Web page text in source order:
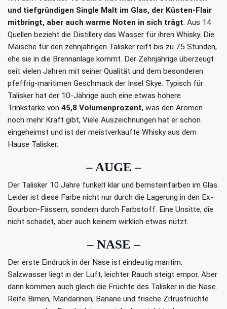
und tiefgründigen Single Malt im Glas, der Küsten-Flair
mitbringt, aber auch warme Noten in sich trägt. Aus 14
Quellen bezieht die Distillery das Wasser für ihren Whisky. Die
Maische für den zehnjährigen Talisker reift bis zu 75 Stunden,
ehe sie in die Brennanlage kommt. Der Zehnjährige überzeugt
seit vielen Jahren mit seiner Qualität und dem besonderen
pfeffrig-maritimen Geschmack der Insel Skye. Typisch für
Talisker hat der 10-Jährige auch eine etwas höhere
Trinkstärke von 45,8 Volumenprozent, was den Aromen
noch mehr Kraft gibt, Viele Auszeichnungen hat er schon
eingeheimst und ist der meistverkaufte Whisky aus dem
Hause Talisker.
– AUGE –
Der Talisker 10 Jahre funkelt klar und bernsteinfarben im Glas.
Leider ist diese Farbe nicht nur durch die Lagerung in den Ex-
Bourbon-Fässern, sondern durch Farbstoff. Eine Unsitte, die
nicht schadet, aber auch keinem wirklich etwas nützt.
– NASE –
Der erste Eindruck in der Nase ist eindeutig maritim.
Salzwasser liegt in der Luft, leichter Rauch steigt empor. Aber
dann kommen auch gleich die Früchte des Talisker in die Nase.
Reife Birnen, Mandarinen, Banane und frische Zitrusfrüchte